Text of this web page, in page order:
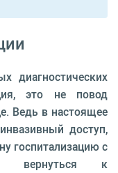
диагностических
это не повод
Ведь в настоящее
доступ,
госпитализацию с
вернуться к